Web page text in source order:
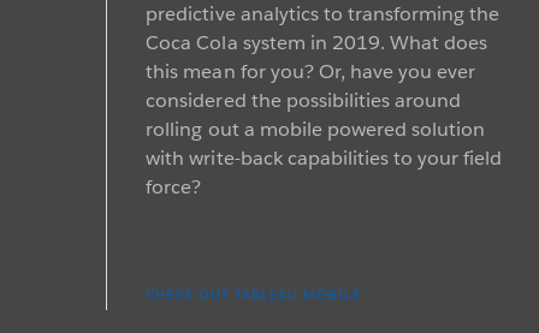
predictive analytics to transforming the
Coca Cola system in 2019. What does
this mean for you? Or, have you ever
considered the possibilities around
rolling out a mobile powered solution
with write-back capabilities to your field
force?
CHECK OUT TABLEAU MOBILE